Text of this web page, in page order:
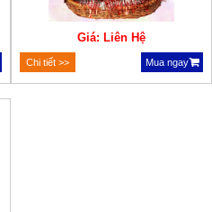
Giá: Liên Hệ
Chi tiết >> Mua ngay